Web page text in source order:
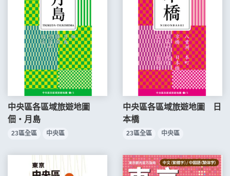
中央區各區域旅遊地圖
佃・月島
23區全區 中央區
中央區各區域旅遊地圖 日
本橋
23區全區 中央區